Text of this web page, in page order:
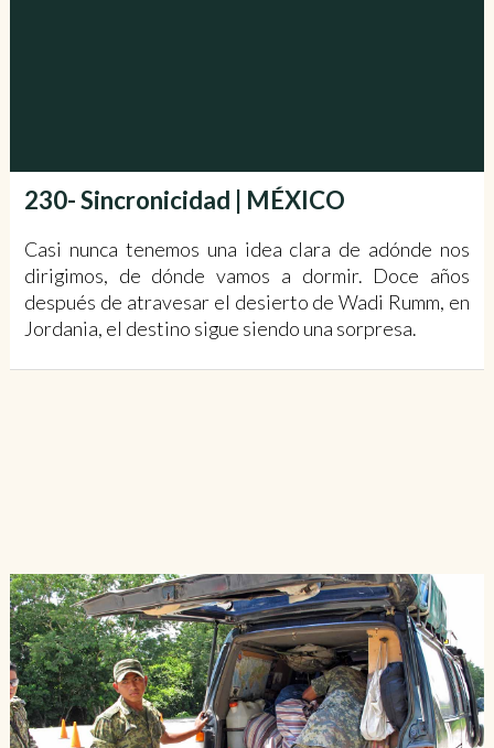
230- Sincronicidad | MÉXICO
Casi nunca tenemos una idea clara de adónde nos
dirigimos, de dónde vamos a dormir. Doce años
después de atravesar el desierto de Wadi Rumm, en
Jordania, el destino sigue siendo una sorpresa.